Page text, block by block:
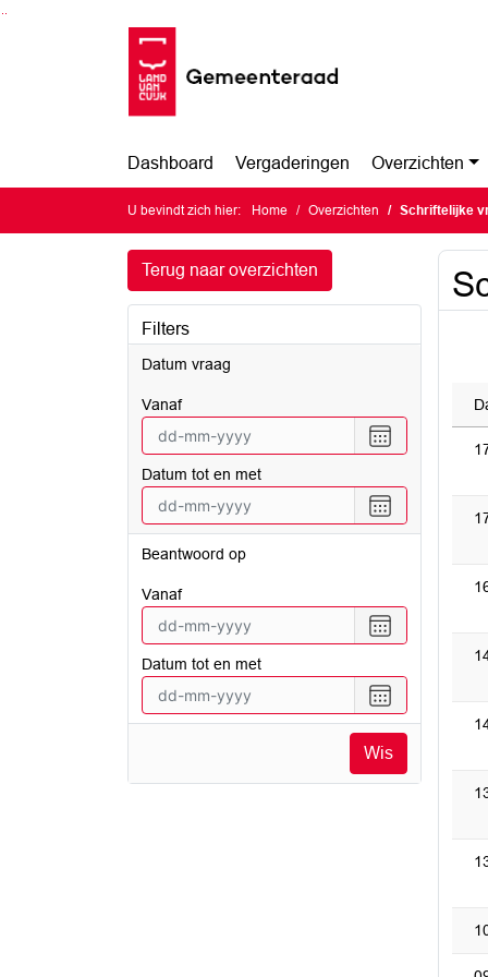
Ga naar de inhoud van deze pagina
Ga naar het zoeken
Ga naar het menu
Dashboard Vergaderingen Overzichten
U bevindt zich hier: Home Overzichten Schriftelijke
Terug naar overzichten
Filters
Datum vraag
vanaf
Selecteer
een
vanaf
Datum tot en met
Selecteer
een
met
Beantwoord op
vanaf
Selecteer
een
vanaf
Datum tot en met
Selecteer
een
datum
tot
en
Wis